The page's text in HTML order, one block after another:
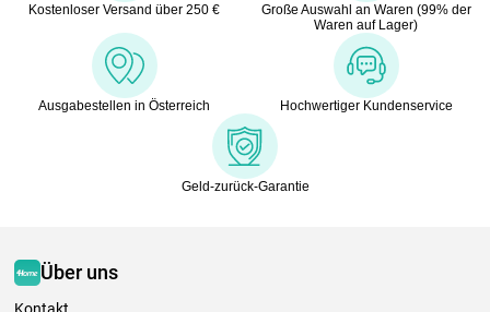
Kostenloser Versand über 250 €
Große Auswahl an Waren (99% der
Waren auf Lager)
Ausgabestellen in Österreich Hochwertiger Kundenservice
Geld-zurück-Garantie
Über uns